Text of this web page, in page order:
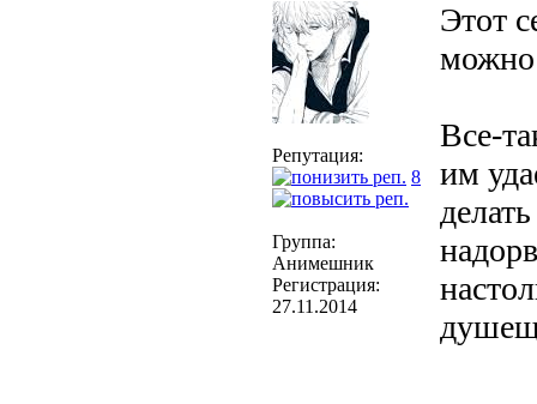
Репутация:
8
Группа:
Анимешник
Регистрация:
27.11.2014
Этот
можно
Все-
им